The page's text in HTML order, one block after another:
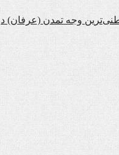
وجه تمدن (عرفان)